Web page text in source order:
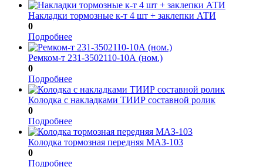
Накладки тормозные к-т 4 шт + заклепки АТИ
0
Подробнее
Ремком-т 231-3502110-10А (ном.)
0
Подробнее
Колодка с накладками ТИИР составной ролик
0
Подробнее
Колодка тормозная передняя МАЗ-103
0
Подробнее